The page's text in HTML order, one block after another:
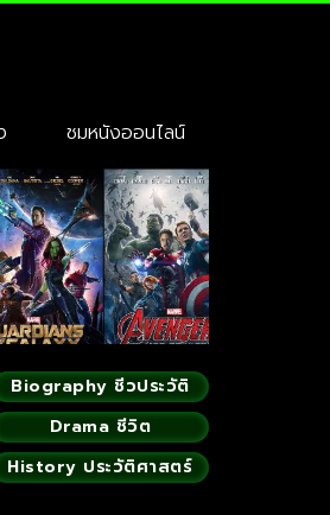
ชมหนังออนไลน์
Biography ชีวประวัติ
Drama ชีวิต
History ประวัติศาสตร์